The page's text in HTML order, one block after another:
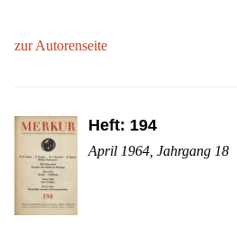
zur Autorenseite
Heft: 194
April 1964, Jahrgang 18